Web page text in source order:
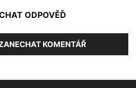
ODPOVĚĎ
KOMENTÁŘ